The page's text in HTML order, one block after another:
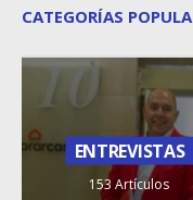
CATEGORÍAS
ENTREVISTAS
153 Artículos